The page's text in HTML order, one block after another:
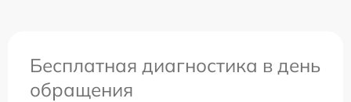
Бесплатная диагностика в день
обращения